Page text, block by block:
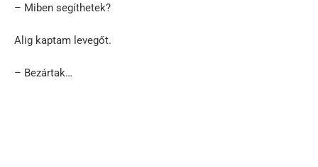
– Miben segíthetek?
Alig kaptam levegőt.
– Bezártak…